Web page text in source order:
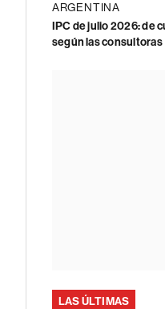
ARGENTINA
IPC de julio 2026: de
según las consultoras
LAS ÚLTIMAS